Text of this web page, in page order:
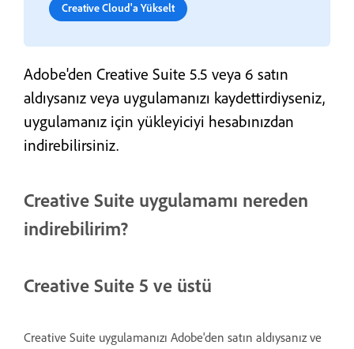
Creative Cloud'a Yükselt
Adobe'den Creative Suite 5.5 veya 6 satın
aldıysanız veya uygulamanızı kaydettirdiyseniz,
uygulamanız için yükleyiciyi hesabınızdan
indirebilirsiniz.
Creative Suite uygulamamı nereden
indirebilirim?
Creative Suite 5 ve üstü
Creative Suite uygulamanızı Adobe'den satın aldıysanız ve